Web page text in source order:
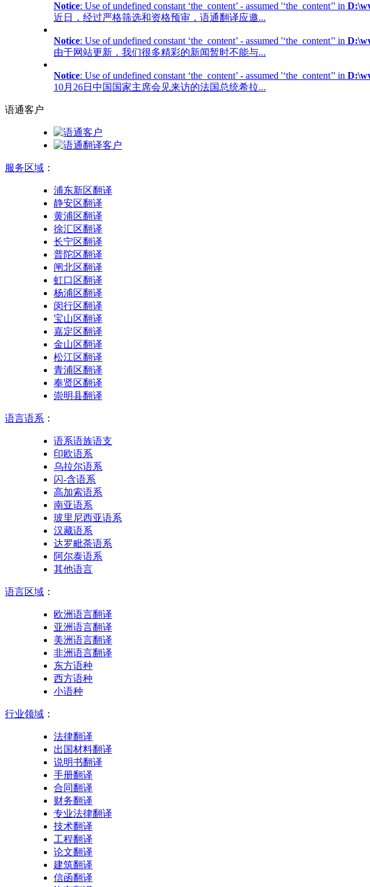
Notice: Use of undefined constant ‘the_content’ - assumed '‘the_content’' in
近日，经过严格筛选和资格预审，语通翻译应邀...
Notice: Use of undefined constant ‘the_content’ - assumed '‘the_content’' in
由于网站更新，我们很多精彩的新闻暂时不能与...
Notice: Use of undefined constant ‘the_content’ - assumed '‘the_content’' in
10月26日中国国家主席会见来访的法国总统希拉...
语通客户
服务区域 ：
浦东新区翻译
静安区翻译
黄浦区翻译
徐汇区翻译
长宁区翻译
普陀区翻译
闸北区翻译
虹口区翻译
杨浦区翻译
闵行区翻译
宝山区翻译
嘉定区翻译
金山区翻译
松江区翻译
青浦区翻译
奉贤区翻译
崇明县翻译
语言语系 ：
语系语族语支
印欧语系
乌拉尔语系
闪-含语系
高加索语系
南亚语系
玻里尼西亚语系
汉藏语系
达罗毗荼语系
阿尔泰语系
其他语言
语言区域 ：
欧洲语言翻译
亚洲语言翻译
美洲语言翻译
非洲语言翻译
东方语种
西方语种
小语种
行业领域 ：
法律翻译
出国材料翻译
说明书翻译
手册翻译
合同翻译
财务翻译
专业法律翻译
技术翻译
工程翻译
论文翻译
建筑翻译
信函翻译